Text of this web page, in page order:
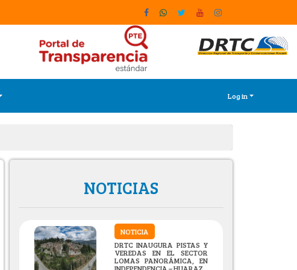
Log in
NOTICIAS
NOTICIA
DRTC INAUGURA PISTAS Y
VEREDAS EN EL SECTOR
LOMAS PANORÁMICA, EN